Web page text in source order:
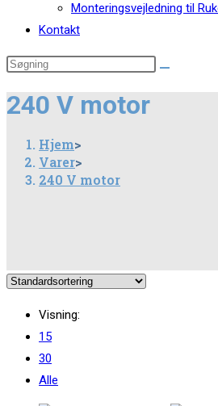
Monteringsvejledning til
Kontakt
240 V motor
Hjem>
Varer>
240 V motor
Visning:
15
30
Alle